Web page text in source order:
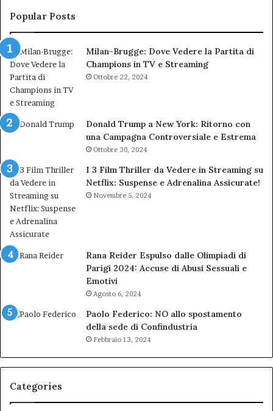
del
Popular Posts
Milan-Brugge: Dove Vedere la Partita di
Champions in TV e Streaming
Ottobre 22, 2024
Donald Trump a New York: Ritorno con
una Campagna Controversiale e Estrema
Ottobre 30, 2024
I 3 Film Thriller da Vedere in Streaming su
Netflix: Suspense e Adrenalina Assicurate!
Novembre 5, 2024
Rana Reider Espulso dalle Olimpiadi di
Parigi 2024: Accuse di Abusi Sessuali e
Emotivi
Agosto 6, 2024
Paolo Federico: NO allo spostamento
della sede di Confindustria
Febbraio 13, 2024
Categories